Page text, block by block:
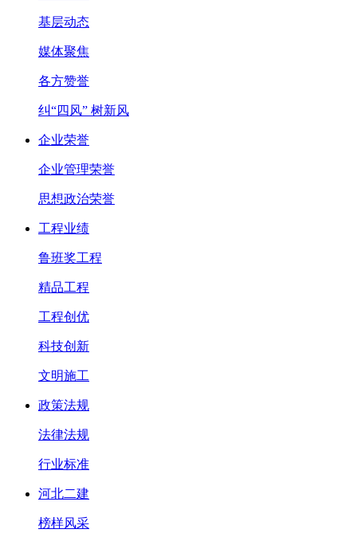
基层动态
媒体聚焦
各方赞誉
纠“四风” 树新风
企业荣誉
企业管理荣誉
思想政治荣誉
工程业绩
鲁班奖工程
精品工程
工程创优
科技创新
文明施工
政策法规
法律法规
行业标准
河北二建
榜样风采